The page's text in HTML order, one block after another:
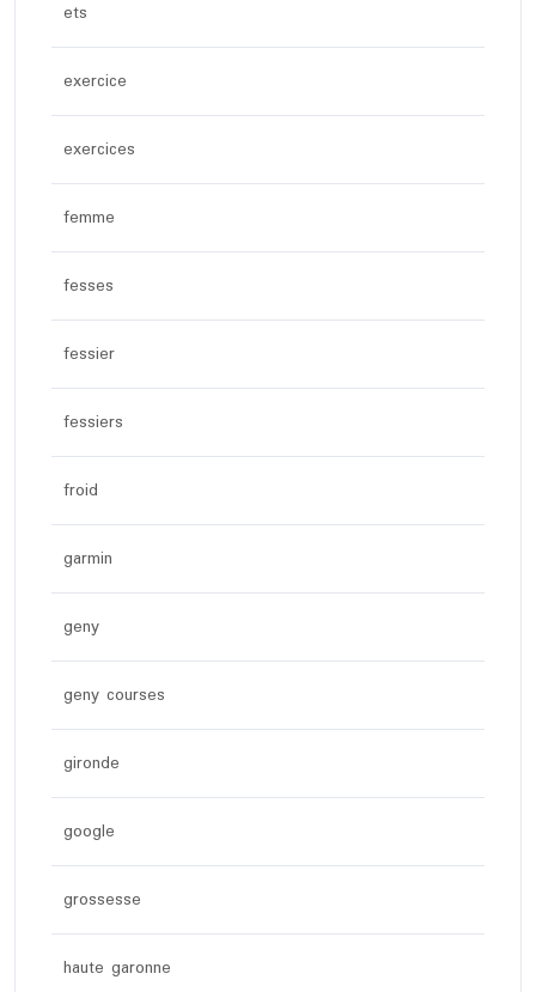
ets
exercice
exercices
femme
fesses
fessier
fessiers
froid
garmin
geny
geny courses
gironde
google
grossesse
haute garonne